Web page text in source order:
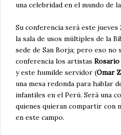
una celebridad en el mundo de
Su conferencia será este jueves
la sala de usos múltiples de la
sede de San Borja; pero eso no
conferencia los artistas
y este humilde servidor (Omar
una mesa redonda para hablar
infantiles en el Perú. Será una
quienes quieran compartir con
en este campo.